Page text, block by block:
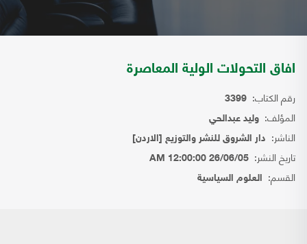
افاق التحولات الولية المعاصرة
رقم الكتاب: 3399
المؤلف: وليد عبدالحي
الناشر: دار الشروق للنشر والتوزيع [الاردن]
تاريخ النشر: 26/06/05 12:00:00 AM
القسم: العلوم السياسية